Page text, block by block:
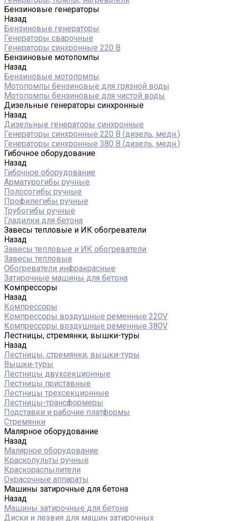
Бензиновые генераторы
Назад
Бензиновые генераторы
Генераторы сварочные
Генераторы синхронные 220 В
Бензиновые мотопомпы
Назад
Бензиновые мотопомпы
Мотопомпы бензиновые для грязной воды
Мотопомпы бензиновые для чистой воды
Дизельные генераторы синхронные
Назад
Дизельные генераторы синхронные
Генераторы синхронные 220 В (дизель, медн.)
Генераторы синхронные 380 В (дизель, медн.)
Гибочное оборудование
Назад
Гибочное оборудование
Арматурогибы ручные
Полосогибы ручные
Профилегибы ручные
Трубогибы ручные
Гладилки для бетона
Завесы тепловые и ИК обогреватели
Назад
Завесы тепловые и ИК обогреватели
Завесы тепловые
Обогреватели инфракрасные
Затирочные машины для бетона
Компрессоры
Назад
Компрессоры
Компрессоры воздушные ременные 220V
Компрессоры воздушные ременные 380V
Лестницы, стремянки, вышки-туры
Назад
Лестницы, стремянки, вышки-туры
Вышки-туры
Лестницы двухсекционные
Лестницы приставные
Лестницы трехсекционные
Лестницы-трансформеры
Подставки и рабочие платформы
Стремянки
Малярное оборудование
Назад
Малярное оборудование
Краскопульты ручные
Краскораспылители
Окрасочные аппараты
Машины затирочные для бетона
Назад
Машины затирочные для бетона
Диски и лезвия для машин затирочных